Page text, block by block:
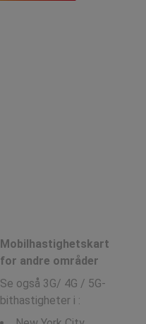
Mobilhastighetskart
for andre områder
Se også 3G/ 4G / 5G-
bithastigheter i :